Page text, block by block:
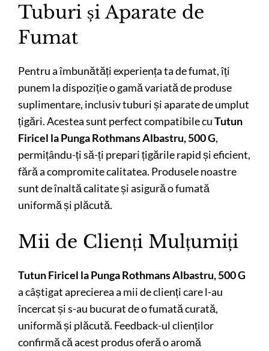
Tuburi și Aparate de
Fumat
Pentru a îmbunătăți experiența ta de fumat, îți
punem la dispoziție o gamă variată de produse
suplimentare, inclusiv tuburi și aparate de umplut
țigări. Acestea sunt perfect compatibile cuTutun
Firicel la Punga Rothmans Albastru, 500 G,
permițându-ți să-ți prepari țigările rapid și eficient,
fără a compromite calitatea. Produsele noastre
sunt de înaltă calitate și asigură o fumată
uniformă și plăcută.
Mii de Clienți Mulțumiți
Tutun Firicel la Punga Rothmans Albastru, 500 G
a câștigat aprecierea a mii de clienți care l-au
încercat și s-au bucurat de o fumată curată,
uniformă și plăcută. Feedback-ul clienților
confirmă că acest produs oferă o aromă